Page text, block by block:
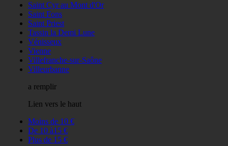
Saint Cyr au Mont d'Or
Saint Fons
Saint Priest
Tassin la Demi Lune
Vénisseux
Vienne
Villefranche-sur-Saône
Villeurbanne
a remplir
Lien vers le haut
Moins de 10 €
De 10 à15 €
Plus de 15 €